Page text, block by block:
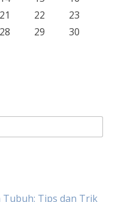
21 22
23
28 29
30
Tips dan Trik